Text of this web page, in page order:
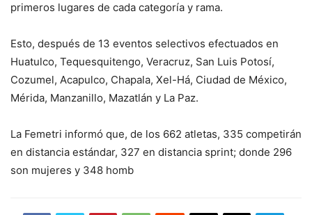
primeros lugares de cada categoría y rama.
Esto, después de 13 eventos selectivos efectuados en
Huatulco, Tequesquitengo, Veracruz, San Luis Potosí,
Cozumel, Acapulco, Chapala, Xel-Há, Ciudad de México,
Mérida, Manzanillo, Mazatlán y La Paz.
La Femetri informó que, de los 662 atletas, 335 competirán
en distancia estándar, 327 en distancia sprint; donde 296
son mujeres y 348 homb